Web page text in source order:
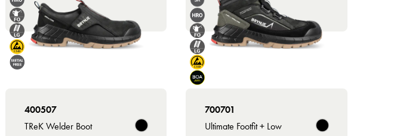
400507
TReK Welder Boot
700701
Ultimate Footfit + Low